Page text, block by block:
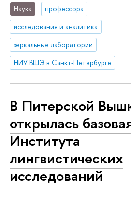
Наука
профессора
исследования и аналитика
зеркальные лаборатории
НИУ ВШЭ в Санкт-Петербурге
В Питерской
открылась
Института
лингвистических
исследований